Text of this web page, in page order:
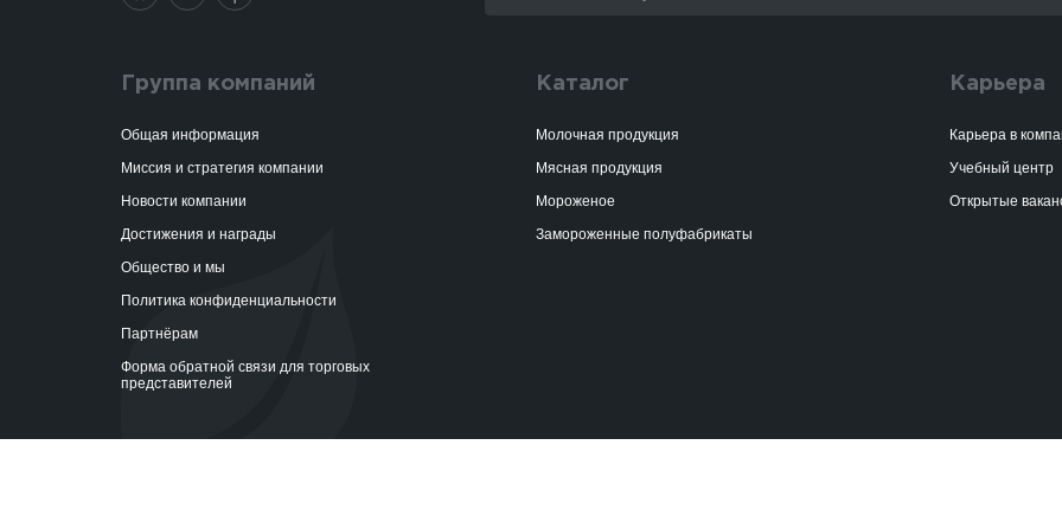
Группа компаний
Общая информация
Миссия и стратегия компании
Новости компании
Достижения и награды
Общество и мы
Политика конфиденциальности
Партнёрам
Форма обратной связи для торговых
представителей
Каталог
Молочная продукция
Мясная продукция
Мороженое
Замороженные полуфабрикаты
Карьера
Карьера в
Учебный центр
Открытые